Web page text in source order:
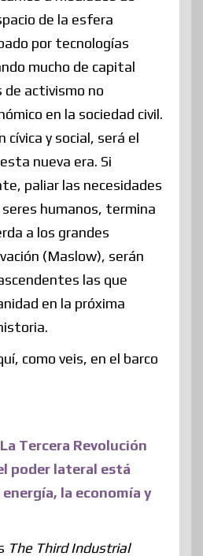
de la esfera
por tecnologías
mucho de capital
de activismo no
en la sociedad civil.
cívica y social, será el
nueva era. Si
paliar las necesidades
humanos, termina
a los grandes
(Maslow), serán
las que
en la próxima
como veis, en el barco
La Tercera Revolución
poder lateral está
la economía y
­The Third Industrial